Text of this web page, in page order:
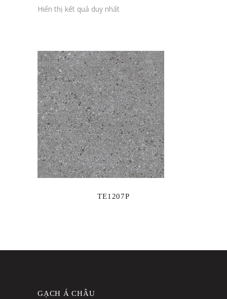
Hiển thị kết quả duy nhất
TE1207P
GẠCH Á CHÂU